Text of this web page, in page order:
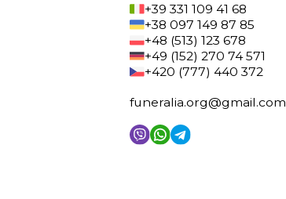
+39 331 109 41 68
+38 097 149 87 85
+48 (513) 123 678
+49 (152) 270 74 571
+420 (777) 440 372
funeralia.org@gmail.com